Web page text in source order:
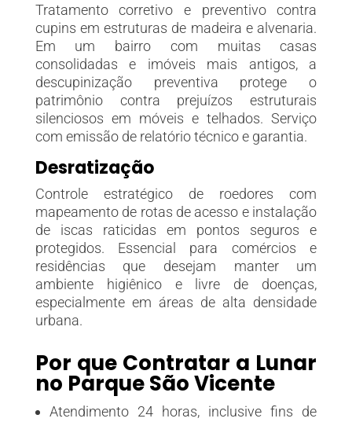
Tratamento corretivo e preventivo contra
cupins em estruturas de madeira e alvenaria.
Em um bairro com muitas casas
consolidadas e imóveis mais antigos, a
descupinização preventiva protege o
patrimônio contra prejuízos estruturais
silenciosos em móveis e telhados. Serviço
com emissão de relatório técnico e garantia.
Desratização
Controle estratégico de roedores com
mapeamento de rotas de acesso e instalação
de iscas raticidas em pontos seguros e
protegidos. Essencial para comércios e
residências que desejam manter um
ambiente higiênico e livre de doenças,
especialmente em áreas de alta densidade
urbana.
Por que Contratar a Lunar
no Parque São Vicente
Atendimento 24 horas, inclusive fins de